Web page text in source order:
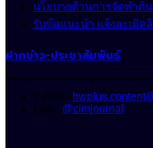
นโยบายด้านการจัดทำต้
รับข้อแนะนำ แจ้งละเมิด
ฝากข่าว-ประชาสัมพันธ์
E-mail :
Line : @cimjournal